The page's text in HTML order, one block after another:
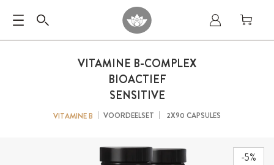
-5%
VITAMINE B-COMPLEX
BIOACTIEF
SENSITIVE
VITAMINE B VOORDEELSET 2X90 CAPSULES